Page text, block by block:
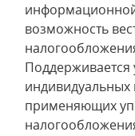
возможность
Поддерживается
применяющих